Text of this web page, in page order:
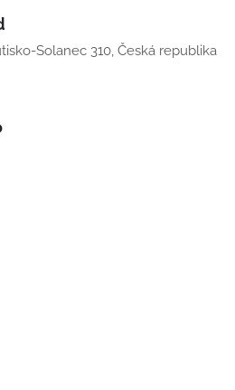
Solanec 310, Česká republika